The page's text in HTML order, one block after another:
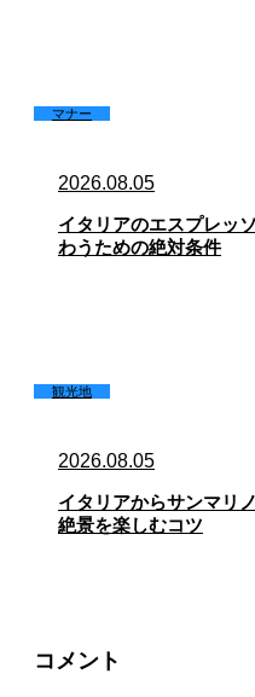
マナー
2026.08.05
イタリアのエスプレッ
わうための絶対条件
観光地
2026.08.05
イタリアからサンマリ
絶景を楽しむコツ
コメント